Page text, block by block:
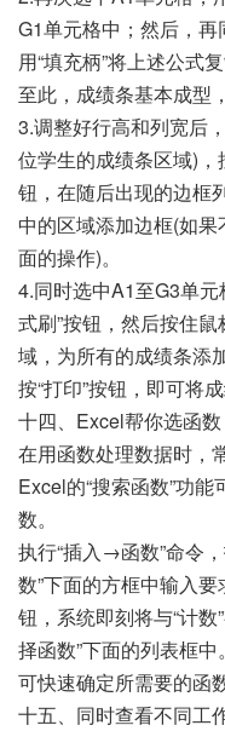
G1单元格中；然后，再
用“填充柄”将上述公式
至此，成绩条基本成型
3.调整好行高和列宽后
位学生的成绩条区域)，
钮，在随后出现的边框
中的区域添加边框(如
面的操作)。
4.同时选中A1至G3单元
式刷”按钮，然后按住
域，为所有的成绩条添
按“打印”按钮，即可将
十四、Excel帮你选函数
在用函数处理数据时，
Excel的“搜索函数”功
数。
执行“插入→函数”命令
数”下面的方框中输入要
钮，系统即刻将与“计
择函数”下面的列表框
可快速确定所需要的函数
十五、同时查看不同工